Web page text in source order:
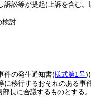
訴訟等が提起(上訴を含む。
検討
件の発生通知書(様式第1号)
に移行するおそれのある
長に合議するものとする。